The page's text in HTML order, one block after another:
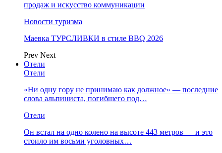
продаж и искусство коммуникации
Новости туризма
Маевка ТУРСЛИВКИ в стиле BBQ 2026
Prev Next
Отели
Отели
«Ни одну гору не принимаю как должное» — последние
слова альпиниста, погибшего под…
Отели
Он встал на одно колено на высоте 443 метров — и это
стоило им восьми уголовных…